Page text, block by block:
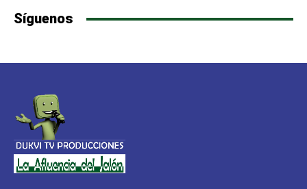
Síguenos